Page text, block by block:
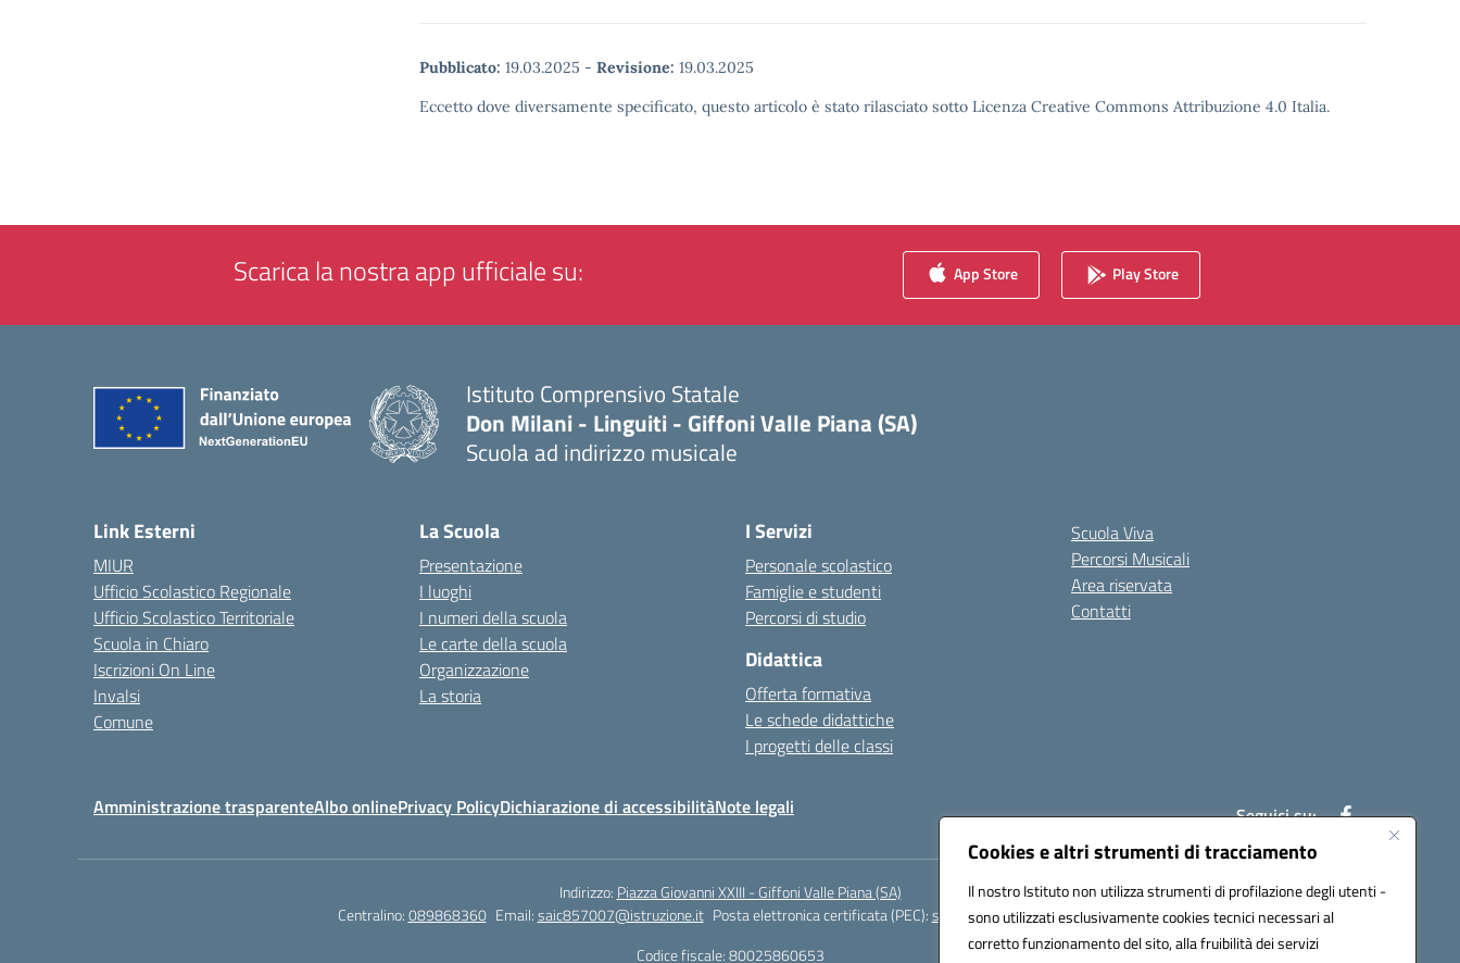
Cookies e altri strumenti di tracciamento
Il nostro Istituto non utilizza strumenti di profilazione degli utenti -
sono utilizzati esclusivamente cookies tecnici necessari al
corretto funzionamento del sito, alla fruibilità dei servizi
Pubblicato: 19.03.2025 - Revisione: 19.03.2025
Eccetto dove diversamente specificato, questo articolo è stato rilasciato sotto Licenza Creative Commons Attribuzione 4.0 Italia.
Scarica la nostra app ufficiale su: App Store Play Store
Istituto Comprensivo Statale
Don Milani - Linguiti - Giffoni Valle Piana (SA)
Scuola ad indirizzo musicale
Link Esterni
MIUR
Ufficio Scolastico Regionale
Ufficio Scolastico Territoriale
Scuola in Chiaro
Iscrizioni On Line
Invalsi
Comune
La Scuola
Presentazione
I luoghi
I numeri della scuola
Le carte della scuola
Organizzazione
La storia
I Servizi
Personale scolastico
Famiglie e studenti
Percorsi di studio
Didattica
Offerta formativa
Le schede didattiche
I progetti delle classi
Scuola Viva
Percorsi Musicali
Area riservata
Contatti
Amministrazione trasparenteAlbo onlinePrivacy PolicyDichiarazione di accessibilitàNote legali Seguici su:
Indirizzo: Piazza Giovanni XXIII - Giffoni Valle Piana (SA)
Centralino:089868360 Email:saic857007@istruzione.it Posta elettronica certificata (PEC):saic857007@pec.istruzione.it
Codice fiscale: 80025860653